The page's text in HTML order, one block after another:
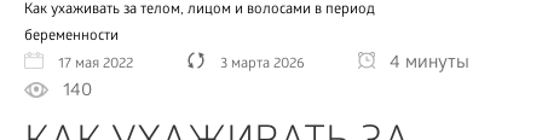
Как ухаживать за телом, лицом и волосами в период
беременности
17 мая 2022
3 марта 2026
4 минуты
140
ЗДОРОВЬЕ
КРАСОТА
ПСИХОЛОГИЯ